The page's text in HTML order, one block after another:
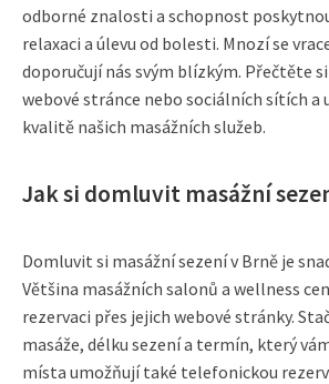
odborné znalosti a schopnost
relaxaci a úlevu od bolesti. Mnozí se
doporučují nás svým blízkým. Přečtěte
webové stránce nebo sociálních sítích a
kvalitě našich masážních služeb.
Jak si domluvit masážní
Domluvit si masážní sezení v Brně je
Většina masážních salonů a wellness
rezervaci přes jejich webové stránky.
masáže, délku sezení a termín, který
místa umožňují také telefonickou